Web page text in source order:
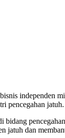
independen
pencegahan jatuh.
bidang
jatuh dan